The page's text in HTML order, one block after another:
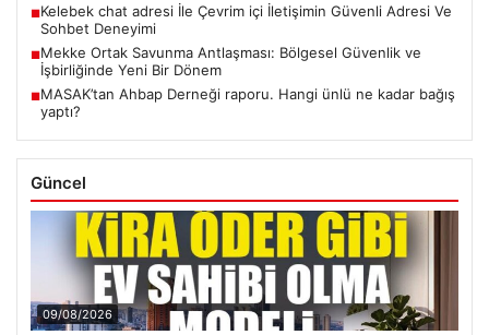
■Kelebek chat adresi İle Çevrim içi İletişimin Güvenli Adresi Ve
Sohbet Deneyimi
■Mekke Ortak Savunma Antlaşması: Bölgesel Güvenlik ve
İşbirliğinde Yeni Bir Dönem
■MASAK’tan Ahbap Derneği raporu. Hangi ünlü ne kadar bağış
yaptı?
Güncel
09/08/2026